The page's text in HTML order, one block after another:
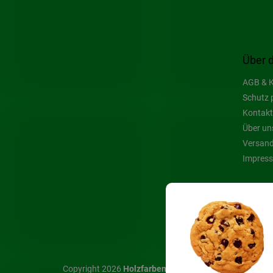
Über
AGB &
Schutz
Kontakt
Über
Copyright 2026 Holzfarben Hahn . Alle Rechte